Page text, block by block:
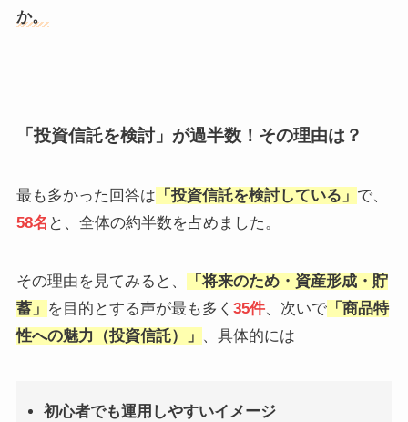
か。
「投資信託を検討」が過半数！その理由は？
最も多かった回答は 「投資信託を検討している」 で、
58名 と、全体の約半数を占めました。
その理由を見てみると、
「将来のため・資産形成・貯
蓄」 を目的とする声が最も多く 35件、次いで「商品特
性への魅力（投資信託）」 、具体的には
初心者でも運用しやすいイメージ